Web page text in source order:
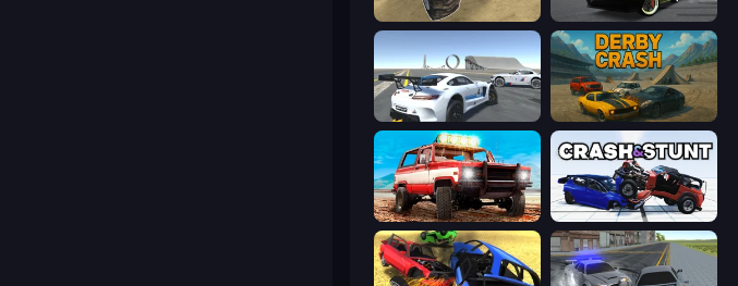
Drift Hunters
Derby Crash
Offroad Masters Challenge Crash & Stunt